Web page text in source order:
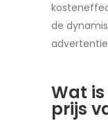
de
Wat
prijs